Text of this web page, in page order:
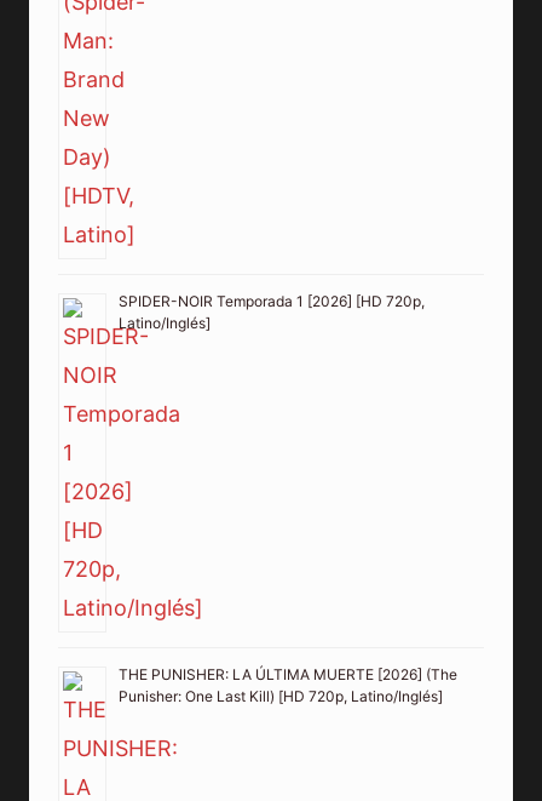
SPIDER-NOIR Temporada 1 [2026] [HD 720p,
Latino/Inglés]
THE PUNISHER: LA ÚLTIMA MUERTE [2026] (The
Punisher: One Last Kill) [HD 720p, Latino/Inglés]